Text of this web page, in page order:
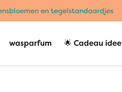
en tegelstandaardjes
wasparfum 🌟 Cadeau idee